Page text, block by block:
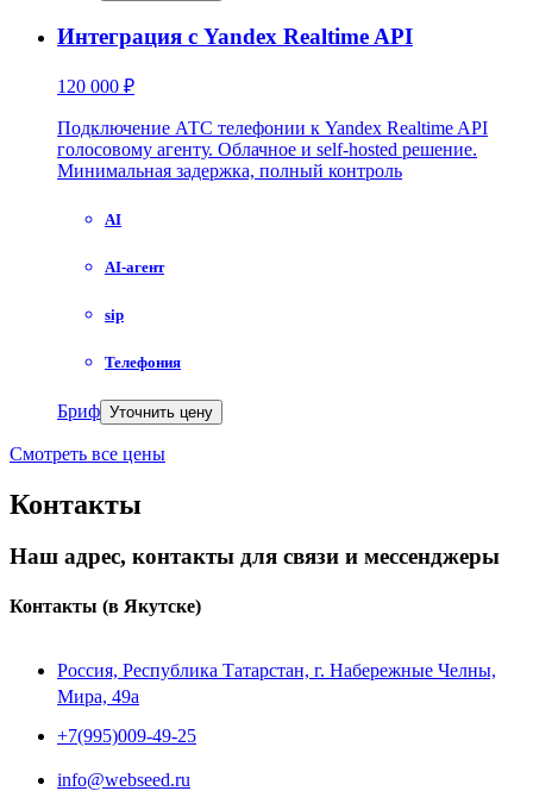
Интеграция с Yandex Realtime API
120 000 ₽
Подключение АТС телефонии к Yandex Realtime API
голосовому агенту. Облачное и self-hosted решение.
Минимальная задержка, полный контроль
AI
AI-агент
sip
Телефония
Бриф Уточнить цену
Смотреть все цены
Контакты
Наш адрес, контакты для связи и мессенджеры
Контакты (в Якутске)
Россия, Республика Татарстан, г. Набережные Челны,
Мира, 49a
+7(995)009-49-25
info@webseed.ru